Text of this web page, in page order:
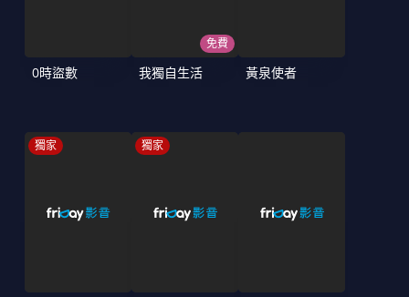
0時盜數
免費
我獨自生活 黃泉使者
獨家 獨家